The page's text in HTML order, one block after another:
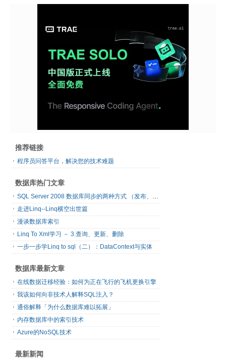
推荐链接
程序员问答平台，解决您的技术难题
数据库热门文章
SQL Server 2008 数据库同步的两种方式 （发布、订阅）
走进Linq--Linq横空出世篇
漫谈数据库索引
Linq To Xml学习 － 3.查询、更新、删除
一步一步学Linq to sql（二）：DataContext与实体
数据库最新文章
在线数据迁移经验：如何为正在飞行的飞机更换引擎
我该如何向非技术人解释SQL注入？
通俗解释「为什么数据库难以拓展」
内存数据库中的索引技术
Azure的NoSQL技术
最新新闻